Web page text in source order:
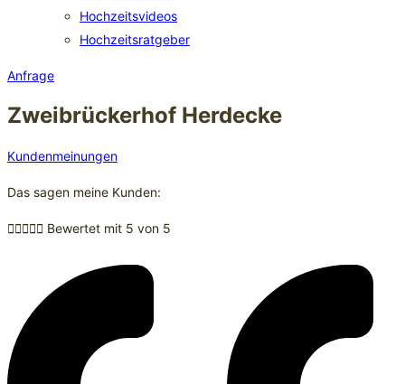
Hochzeitsvideos
Hochzeitsratgeber
Anfrage
Zweibrückerhof Herdecke
Kundenmeinungen
Das sagen meine Kunden:
 Bewertet mit 5 von 5